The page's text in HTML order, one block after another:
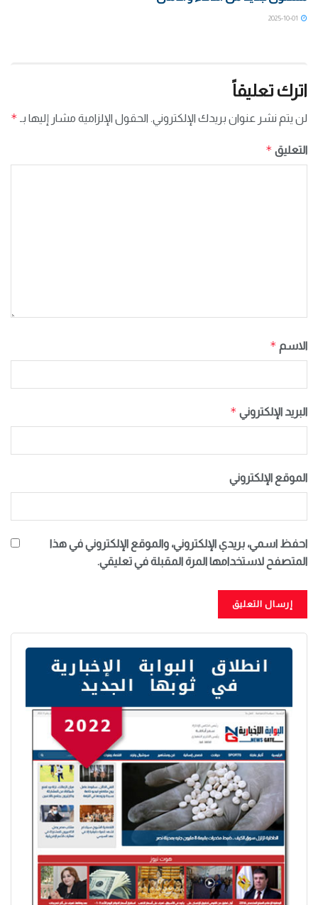
اترك تعليقاً
لن يتم نشر عنوان بريدك الإلكتروني. الحقول الإلزامية مشار إليها بـ *
التعليق *
الاسم *
البريد الإلكتروني *
الموقع الإلكتروني
احفظ اسمي، بريدي الإلكتروني، والموقع الإلكتروني في هذا
المتصفح لاستخدامها المرة المقبلة في تعليقي.